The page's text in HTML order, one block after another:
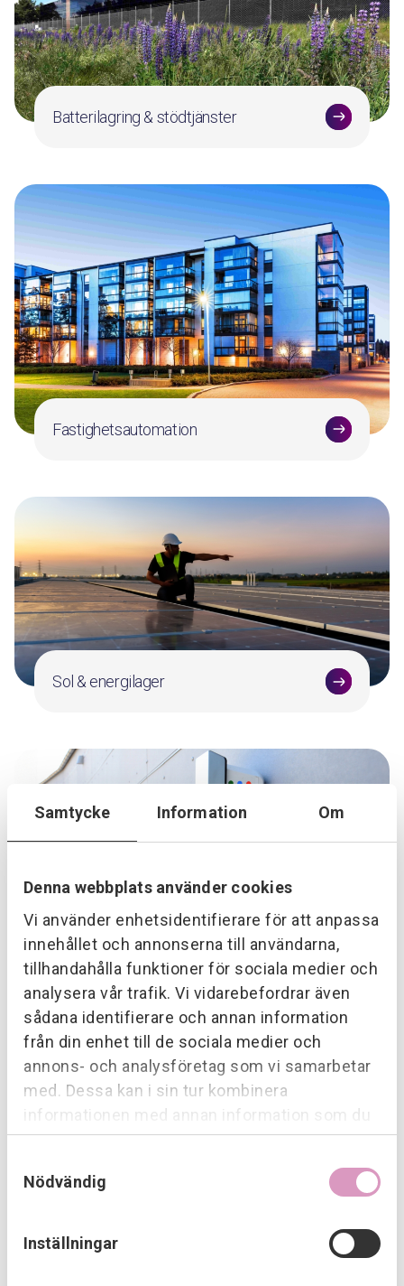
Samtycke Information Om
Denna webbplats använder cookies
Vi använder enhetsidentifierare för att anpassa
innehållet och annonserna till användarna,
tillhandahålla funktioner för sociala medier och
analysera vår trafik. Vi vidarebefordrar även
sådana identifierare och annan information
från din enhet till de sociala medier och
annons- och analysföretag som vi samarbetar
med. Dessa kan i sin tur kombinera
informationen med annan information som du
har tillhandahållit eller som de har samlat in när
Nödvändig
Inställningar
Batterilagring & stödtjänster
Fastighetsautomation
Sol & energilager
Fordonsladdning